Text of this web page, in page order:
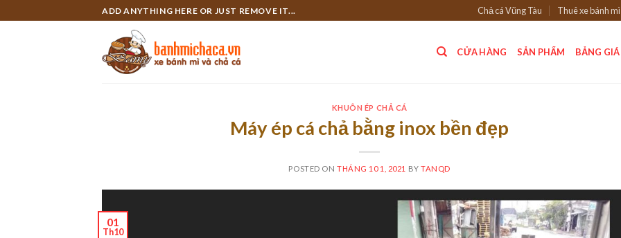
to
ADD ANYTHING HERE OR JUST REMOVE IT... Chả cá Vũng Tàu Thuê xe bánh mì
CỬA HÀNG SẢN PHẨM BẢNG
KHUÔN ÉP CHẢ CÁ
Máy ép cá chả bằng inox bền đẹp
POSTED ONTHÁNG 10 1, 2021 BYTANQD
01
Th10